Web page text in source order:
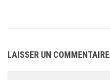
LAISSER UN COMMENTAIRE